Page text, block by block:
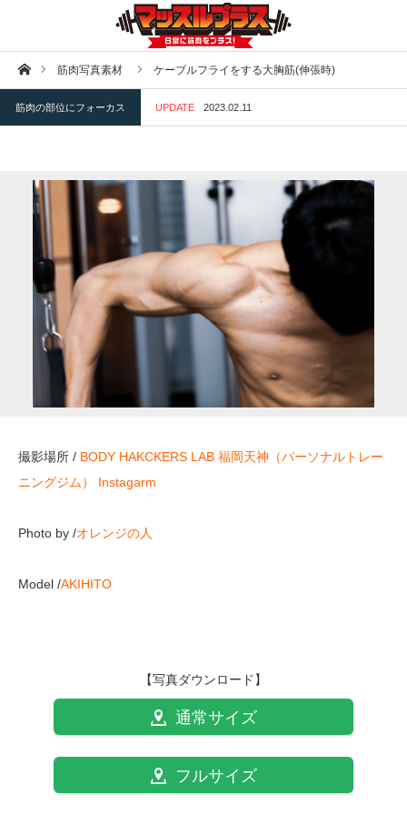
ホーム筋肉写真素材 ケーブルフライをする大胸筋(伸張時)
筋肉の部位にフォーカス UPDATE 2023.02.11
撮影場所 / BODY HAKCKERS LAB 福岡天神（パーソナルトレー
ニングジム）
Instagarm
Photo by /オレンジの人
Model /AKIHITO
【写真ダウンロード】
通常サイズ
フルサイズ